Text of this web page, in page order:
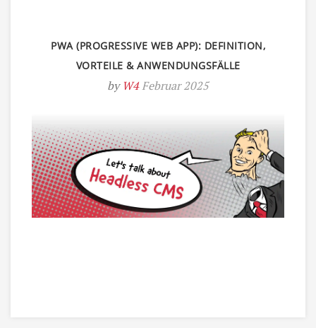
PWA (PROGRESSIVE WEB APP): DEFINITION,
VORTEILE & ANWENDUNGSFÄLLE
by W4Februar 2025